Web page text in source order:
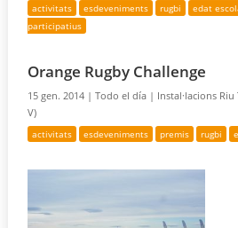
activitats esdeveniments rugbi edat
participatius
Orange Rugby Challenge
15 gen. 2014 |Todo el día | Instal·lacions
V)
activitats esdeveniments premis rugbi